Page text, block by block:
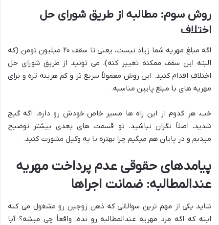
روش سوم: مطالبه از طریق شورای حل
اختلاف
اگه مبلغ مهریه شما زیاد نیست، یعنی تا سقف ۲۰ میلیون تومن (که
البته این سقف ممکنه تغییر کنه)، می تونید از طریق شورای حل
اختلاف اقدام کنید. این روش معمولاً سریع تر و کم هزینه تره و برای
مهریه های با مبلغ پایین مناسبه.
خب، هر کدوم از این راه ها مسیر خاص خودش رو داره. اگه گیج
شدید، اصلاً نگران نباشید. تو قسمت های بعدی بیشتر توضیح
میدیم و در پایان هم میگیم چرا بهتره با یه وکیل مشورت کنید.
پیامدهای حقوقی عدم پرداخت مهریه
عندالمطالبه: ضمانت اجراها
شاید یکی از مهم ترین سوالاتی که ذهن زوجین رو مشغول می کنه
اینه که اگه مرد مهریه عندالمطالبه رو نده، واقعاً چی میشه؟ آیا